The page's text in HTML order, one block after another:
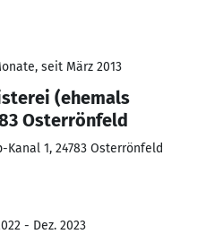
seit März 2013
(ehemals
Osterrönfeld
1, 24783 Osterrönfeld
- Dez. 2023